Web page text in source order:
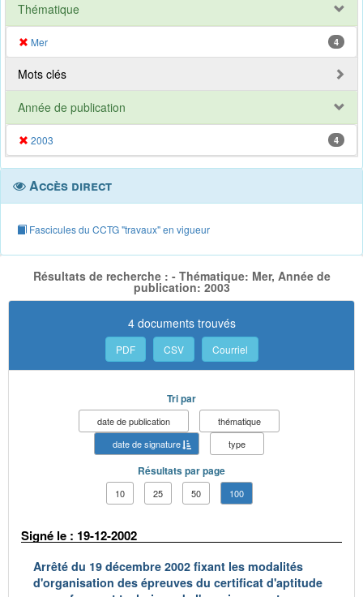
Thématique
Mer 4
Mots clés
Année de publication
2003 4
Accès direct
Fascicules du CCTG "travaux" en vigueur
Résultats de recherche : - Thématique: Mer, Année de
publication: 2003
4 documents trouvés
PDF CSV Courriel
Tri par
date de publication
thématique
date de signature
type
Résultats par page
10 25 50 100
Signé le : 19-12-2002
Arrêté du 19 décembre 2002 fixant les modalités
d'organisation des épreuves du certificat d'aptitude